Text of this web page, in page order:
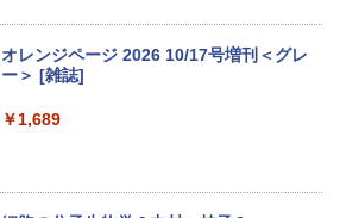
エントリーで最大10倍！充実機能ノート
第8世代Core i3/i5 Core i7 最大メモリ16
GB 新品SSD256GB 東芝 NEC有名メー
024可 Windows11 長期保証 中古PC
ンス】GMKtec G10 ミニPC【AMD Ryz
en 5 3500U DDR4 16GB 512GB/256GB/
1T SSD】4C/8T 3.7GHz 64GB 16T拡張
2 WiFi5 Bluetooth5.0 Nucbox みにpc
Ryzen 5 N95/N97/N100/4300U/N150よ
￥61,999
【3年保証】PS5対応 23.8型 液晶モニタ
ー フルHD IPS リフレッシュレート 100H
z VESA 対応 スピーカー HDMI VGA モニ
イ 23.8インチ パソコンモニター 新品 Fe
uVision FSID24BF0SI フュービジョン
￥10,980
オレンジページ 2026 10/17号増刊＜グレ
ー＞ [雑誌]
￥1,689